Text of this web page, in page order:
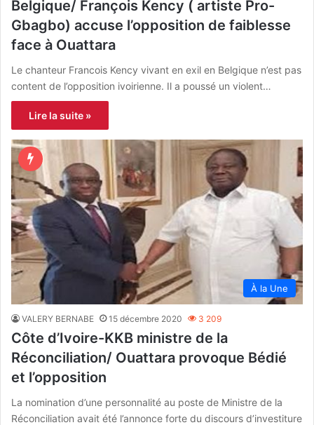
Belgique/ François Kency ( artiste Pro-
Gbagbo) accuse l’opposition de faiblesse
face à Ouattara
Le chanteur Francois Kency vivant en exil en Belgique n’est pas
content de l’opposition ivoirienne. Il a poussé un violent…
Lire la suite »
À la Une
VALERY BERNABE 15 décembre 2020 3 209
Côte d’Ivoire-KKB ministre de la
Réconciliation/ Ouattara provoque Bédié
et l’opposition
La nomination d’une personnalité au poste de Ministre de la
Réconciliation avait été l’annonce forte du discours d’investiture